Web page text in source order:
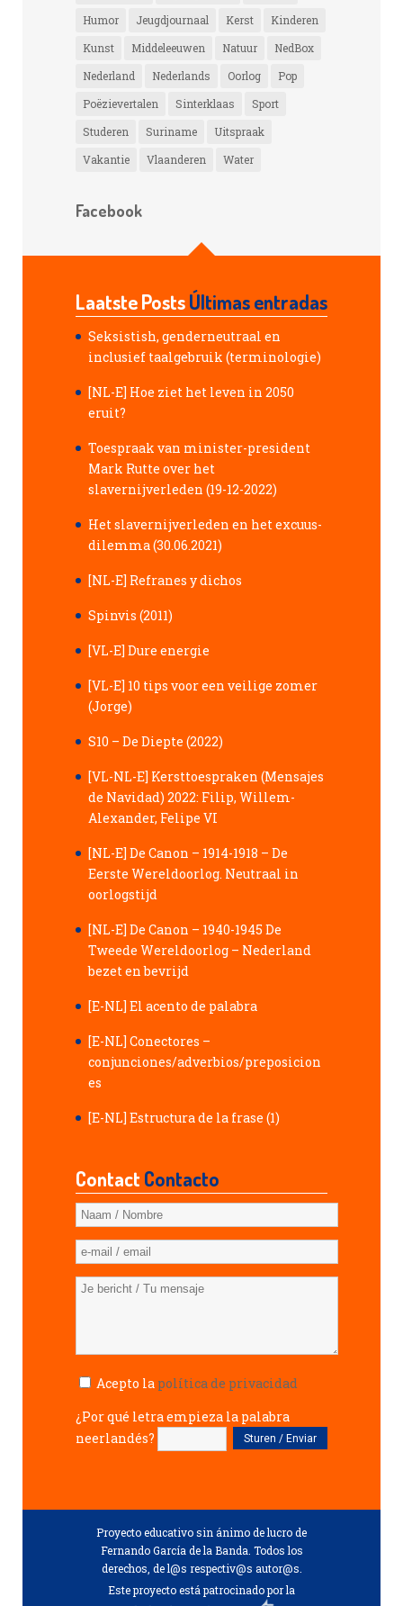
Humor
Jeugdjournaal Kerst
Kinderen
Kunst
Middeleeuwen Natuur
NedBox
Nederland
Nederlands Oorlog
Pop
Poëzievertalen
Sinterklaas
Sport
Studeren
Suriname
Uitspraak
Vakantie
Vlaanderen Water
Facebook
Laatste PostsÚltimas entradas
Seksistish, genderneutraal en
inclusief taalgebruik (terminologie)
[NL-E] Hoe ziet het leven in 2050
eruit?
Toespraak van minister-president
Mark Rutte over het
slavernijverleden (19-12-2022)
Het slavernijverleden en het excuus-
dilemma (30.06.2021)
[NL-E] Refranes y dichos
Spinvis (2011)
[VL-E] Dure energie
[VL-E] 10 tips voor een veilige zomer
(Jorge)
S10 – De Diepte (2022)
[VL-NL-E] Kersttoespraken (Mensajes
de Navidad) 2022: Filip, Willem-
Alexander, Felipe VI
[NL-E] De Canon – 1914-1918 – De
Eerste Wereldoorlog. Neutraal in
oorlogstijd
[NL-E] De Canon – 1940-1945 De
Tweede Wereldoorlog – Nederland
bezet en bevrijd
[E-NL] El acento de palabra
[E-NL] Conectores –
conjunciones/adverbios/preposicion
es
[E-NL] Estructura de la frase (1)
ContactContacto
Acepto la política de privacidad
¿Por qué letra empieza la palabra
neerlandés?
Proyecto educativo sin ánimo de lucro de
Fernando García de la Banda. Todos los
derechos, de l@s respectiv@s autor@s.
Este proyecto está patrocinado por la